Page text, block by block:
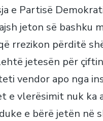
e Partisë
jeton së bashku
rrezikon përditë
jetesën për
vendor apo nga
e vlerësimit nuk ka
e bërë jetën